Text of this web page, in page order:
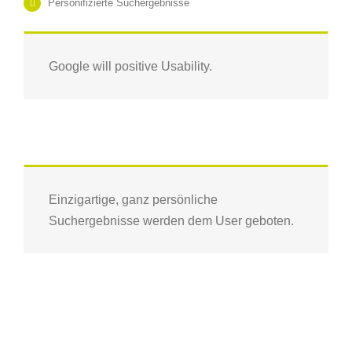
Personifizierte Suchergebnisse
Google will positive Usability.
Einzigartige, ganz persönliche
Suchergebnisse werden dem User geboten.